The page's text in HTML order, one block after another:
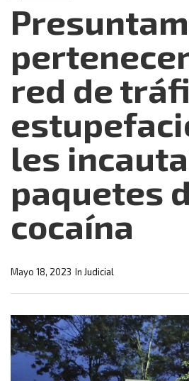
red de
les
paquetes
cocaína
In Judicial
Mayo 18, 2023